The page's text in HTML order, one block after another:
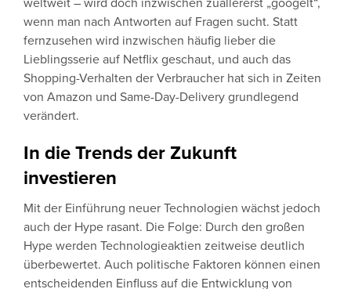
weltweit – wird doch inzwischen zuallererst „googelt“,
wenn man nach Antworten auf Fragen sucht. Statt
fernzusehen wird inzwischen häufig lieber die
Lieblingsserie auf Netflix geschaut, und auch das
Shopping-Verhalten der Verbraucher hat sich in Zeiten
von Amazon und Same-Day-Delivery grundlegend
verändert.
In die Trends der Zukunft
investieren
Mit der Einführung neuer Technologien wächst jedoch
auch der Hype rasant. Die Folge: Durch den großen
Hype werden Technologieaktien zeitweise deutlich
überbewertet. Auch politische Faktoren können einen
entscheidenden Einfluss auf die Entwicklung von